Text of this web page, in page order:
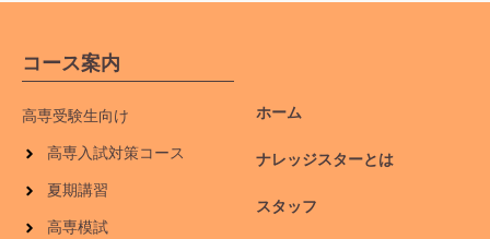
コース案内
高専受験生向け
高専入試対策コース
夏期講習
高専模試
ホーム
ナレッジスターとは
スタッフ